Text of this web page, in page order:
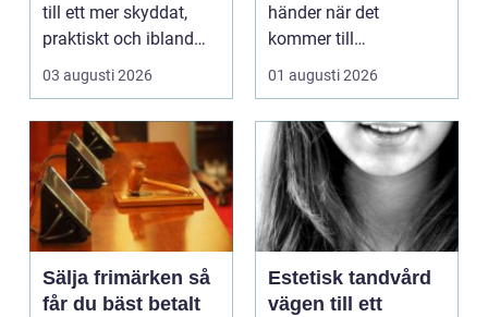
till ett mer skyddat,
praktiskt och ibland
också mer br...
03 augusti 2026
händer när det
kommer till
hemförbättr...
01 augusti 2026
Sälja frimärken så
får du bäst betalt
Estetisk tandvård
vägen till ett